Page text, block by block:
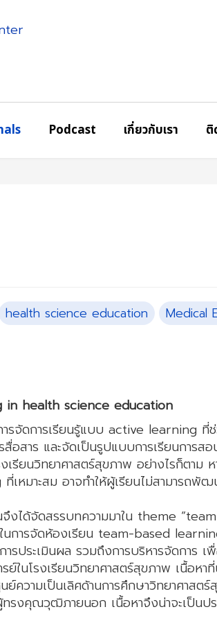
Podcast เกี่ยวกับเรา ติ
health science education
Medical
in health science education
จัดการเรียนรู้แบบ active learning ที่ช่
อสาร และจัดเป็นรูปแบบการเรียนการส
รียนวิทยาศาสตร์สุขภาพ อย่างไรก็ตาม ห
มาะสม อาจทำให้ผู้เรียนไม่สามารถพัฒ
งได้จัดสรรบทความมาใน theme
การจัดห้องเรียน team-based
รประเมินผล รวมถึงการบริหารจัดการ
นโรงเรียนวิทยาศาสตร์สุขภาพ เนื้อหาที่
ความเป็นเลิศด้านการศึกษาวิทยาศาสต
รงคุณวุฒิภายนอก เนื้อหาจึงน่าจะเป็นปร